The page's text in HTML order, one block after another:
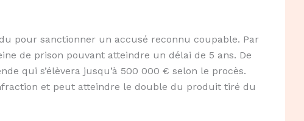
pour sanctionner un accusé reconnu coupable. Par
de prison pouvant atteindre un délai de 5 ans. De
qui s’élèvera jusqu’à 500 000 € selon le procès.
et peut atteindre le double du produit tiré du